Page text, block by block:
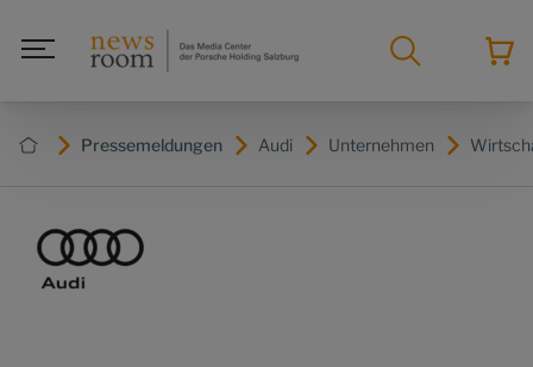
Pressemeldungen Audi Unternehmen